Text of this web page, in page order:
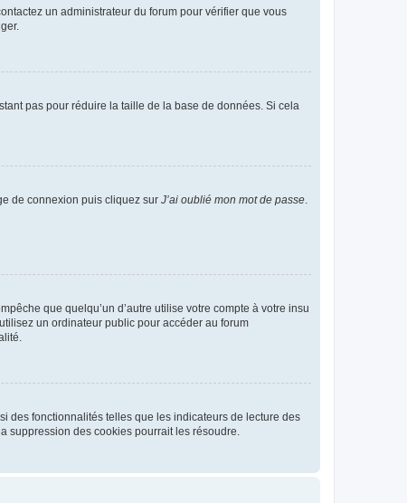
un administrateur du forum pour vérifier que vous
pas pour réduire la taille de la base de données. Si cela
de connexion puis cliquez sur J’ai oublié mon mot de passe
que quelqu’un d’autre utilise votre compte à votre insu
un ordinateur public pour accéder au forum
des fonctionnalités telles que les indicateurs de lecture des
suppression des cookies pourrait les résoudre.